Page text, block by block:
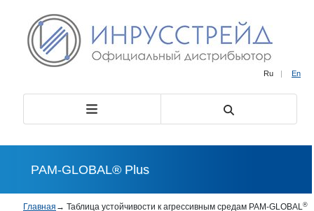
Ru | En
PAM-GLOBAL® Plus
Главная → Таблица устойчивости к агрессивным средам PAM-GLOBAL®